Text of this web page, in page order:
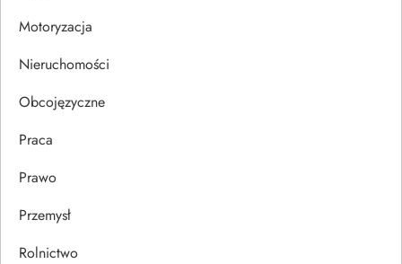
u
Motoryzacja
Nieruchomości
Obcojęzyczne
Praca
Prawo
Przemysł
Rolnictwo